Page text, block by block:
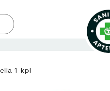
1 kpl